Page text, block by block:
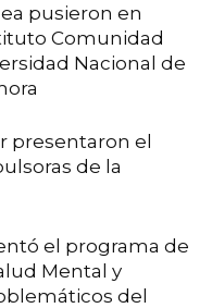
pusieron en
Comunidad
Nacional de
presentaron el
de la
el programa de
Mental y
del